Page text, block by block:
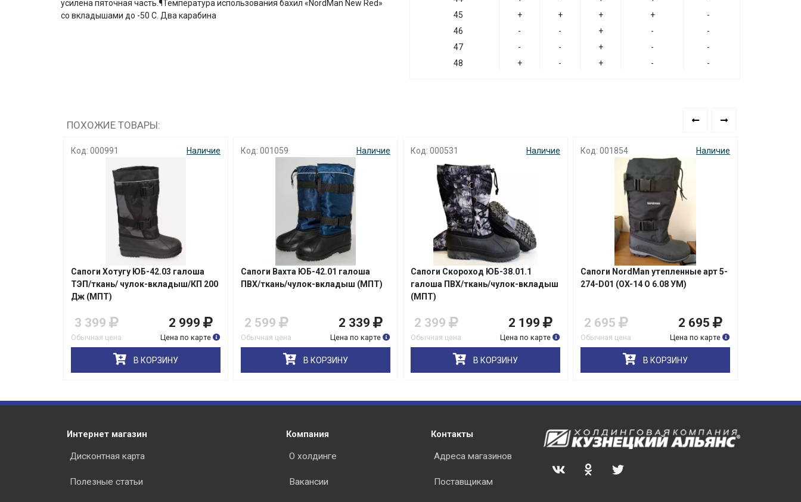
усилена пяточная часть.¶Температура использования бахил «NordMan New Red»
со вкладышами до -50 С. Два карабина
45
+ + + +
-
46
- - + -
-
47
- - + -
-
48
+ - + - -
ПОХОЖИЕ ТОВАРЫ:
Код: 000991 Наличие
Сапоги Хотугу ЮБ-42.03 галоша
ТЭП/ткань/ чулок-вкладыш/КП 200
Дж (МПТ)
3 399
Обычная цена
2 999
Цена по карте
В КОРЗИНУ
Код: 001059 Наличие
Сапоги Вахта ЮБ-42.01 галоша
ПВХ/ткань/чулок-вкладыш (МПТ)
2 599
Обычная цена
2 339
Цена по карте
В КОРЗИНУ
Код: 000531 Наличие
Сапоги Скороход ЮБ-38.01.1
галоша ПВХ/ткань/чулок-вкладыш
(МПТ)
2 399
Обычная цена
2 199
Цена по карте
В КОРЗИНУ
Код: 001854 Наличие
Сапоги NordMаn утепленные арт 5-
274-D01 (ОX-14 О 6.08 УМ)
2 695
Обычная цена
2 695
Цена по карте
В КОРЗИНУ
Интернет магазин
Дисконтная карта
Полезные статьи
Компания
О холдинге
Вакансии
Контакты
Адреса магазинов
Поставщикам